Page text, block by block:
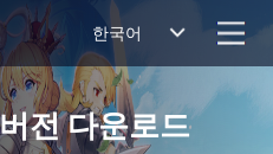
한국어
전 다운로드